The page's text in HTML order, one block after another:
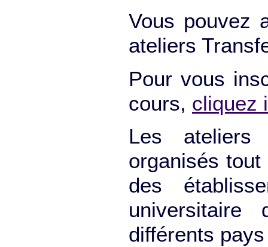
Vous pouvez
ateliers
Pour vous
cours, cliquez
Les ateliers
organisés tout
des
différents